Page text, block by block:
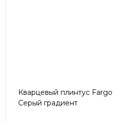
Кварцевый плинтус
Серый градиент